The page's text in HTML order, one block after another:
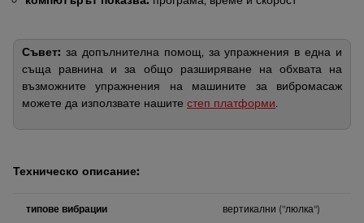
Съвет: за допълнителна помощ, за упражнения в една и
съща равнина и за общо разширяване на обхвата на
възможните упражнения на машините за вибромасаж
можете да използвате нашите степ платформи.
Техническо описание:
типове вибрации вертикални ("люлка")